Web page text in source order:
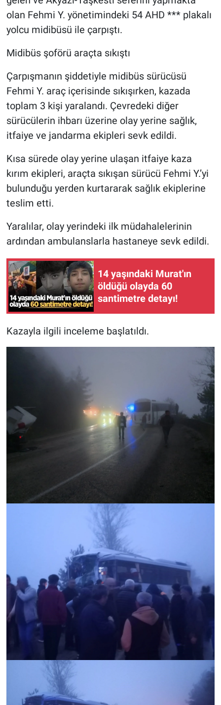
olan Fehmi Y. yönetimindeki 54 AHD *** plakalı
yolcu midibüsü ile çarpıştı.
Midibüs şoförü araçta sıkıştı
Çarpışmanın şiddetiyle midibüs sürücüsü
Fehmi Y. araç içerisinde sıkışırken, kazada
toplam 3 kişi yaralandı. Çevredeki diğer
sürücülerin ihbarı üzerine olay yerine sağlık,
itfaiye ve jandarma ekipleri sevk edildi.
Kısa sürede olay yerine ulaşan itfaiye kaza
kırım ekipleri, araçta sıkışan sürücü Fehmi Y.’yi
bulunduğu yerden kurtararak sağlık ekiplerine
teslim etti.
Yaralılar, olay yerindeki ilk müdahalelerinin
ardından ambulanslarla hastaneye sevk edildi.
14 yaşındaki Murat'ın
öldüğü olayda 60
santimetre detayı!
Kazayla ilgili inceleme başlatıldı.